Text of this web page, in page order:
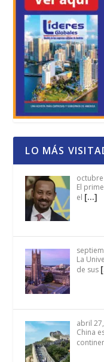
LO MÁS
El
el […]
La
de sus
abril
China